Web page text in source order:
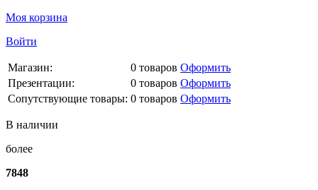
Моя корзина
Войти
Магазин: 0 товаров Оформить
Презентации:
0 товаров Оформить
Сопутствующие товары: 0 товаров Оформить
В наличии
более
7848